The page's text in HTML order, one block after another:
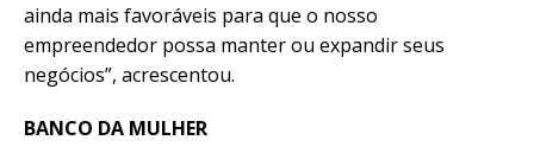
ainda mais favoráveis para que o nosso
empreendedor possa manter ou expandir seus
negócios”, acrescentou.
BANCO DA MULHER